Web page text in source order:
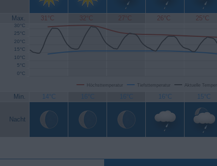
Max. 31°C 32°C 27°C 26°C 25°C
Höchsttemperatur Tiefsttemperatur Aktuelle
0°C
5°C
10°C
15°C
20°C
25°C
30°C
Min. 14°C 16°C 16°C 16°C 15°C
Nacht